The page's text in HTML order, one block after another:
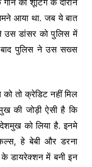
की शूटिंग के दौरान
आया था. जब ये बात
उस डांसर को पुलिस में
पुलिस ने उस सख्स
तो क्रेडिट नहीं मिल
की जोड़ी ऐसी है कि
को लिया है. इनमे
हे बेबी और डरना
डायरेक्शन में बनी इन